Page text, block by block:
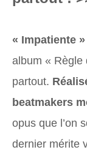
« Impatiente »
album « Règle
partout.
beatmakers
opus que l’on
dernier mérite